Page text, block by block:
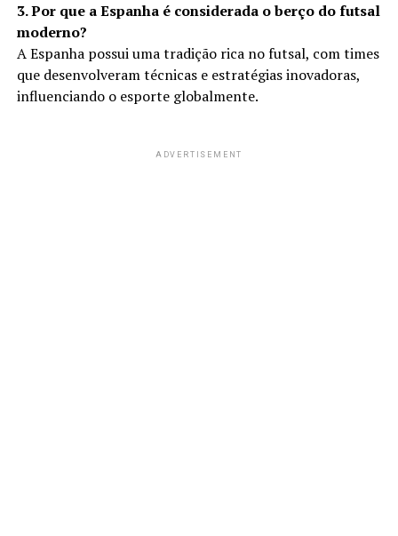
3. Por que a Espanha é considerada o berço do futsal
moderno?
A Espanha possui uma tradição rica no futsal, com times
que desenvolveram técnicas e estratégias inovadoras,
influenciando o esporte globalmente.
ADVERTISEMENT